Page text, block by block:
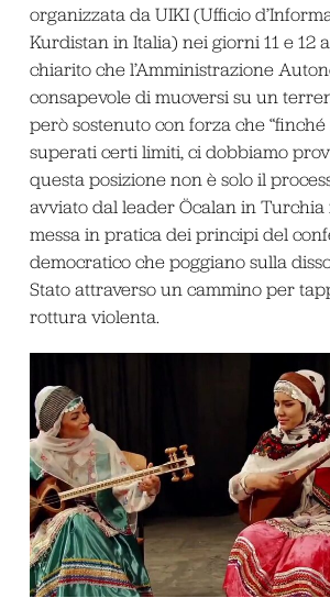
organizzata da UIKI (Ufficio
Kurdistan in Italia) nei giorni 11 e 12
chiarito che l’Amministrazione
consapevole di muoversi su un
però sostenuto con forza che
superati certi limiti, ci dobbiamo
questa posizione non è solo il
avviato dal leader Öcalan in Turchia
messa in pratica dei principi del
democratico che poggiano sulla
Stato attraverso un cammino per
rottura violenta.